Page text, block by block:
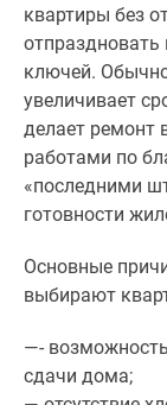
Машино-
Апартаменты
#траншевая
ипотека
#рассрочка
ипотека
Квартиры
скидками
квартиры без
отпраздновать
ключей.
увеличивает
делает ремонт
работами по
«последними
готовности
Основные
выбирают
—-
сдачи дома;